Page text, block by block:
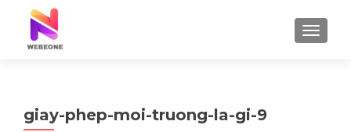
giay-phep-moi-truong-la-gi-9